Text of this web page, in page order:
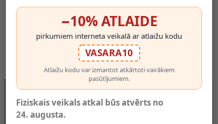
−10% ATLAIDE
pirkumiem interneta veikalā ar atlaižu kodu
VASARA10
Atlaižu kodu var izmantot atkārtoti vairākiem
pasūtījumiem.
Fiziskais veikals atkal būs atvērts no
24. augusta.